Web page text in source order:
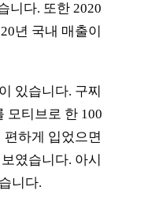
니다. 또한 2020
년 국내 매출이
있습니다. 구찌
모티브로 한 100
편하게 입었으면
였습니다. 아시
니다.